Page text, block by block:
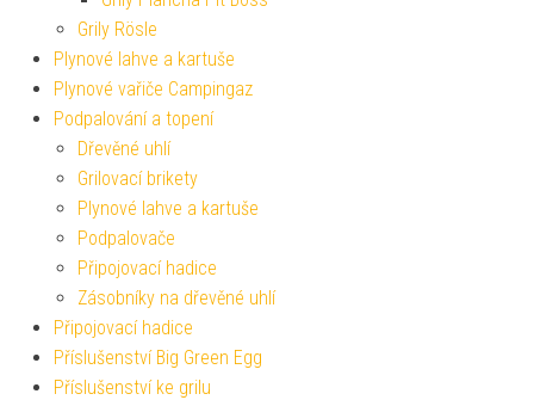
Grily Rösle
Plynové lahve a kartuše
Plynové vařiče Campingaz
Podpalování a topení
Dřevěné uhlí
Grilovací brikety
Plynové lahve a kartuše
Podpalovače
Připojovací hadice
Zásobníky na dřevěné uhlí
Připojovací hadice
Příslušenství Big Green Egg
Příslušenství ke grilu